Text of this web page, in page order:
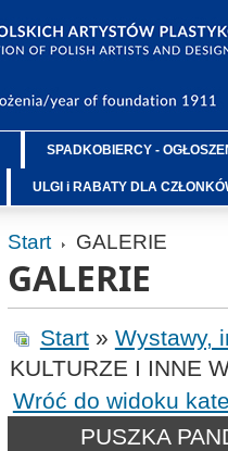
SPADKOBIERCY -
ULGI i RABATY DLA
Start GALERIE
GALERIE
Start» Wystawy,
KULTURZE I INNE
Wróć do widoku
PUSZKA